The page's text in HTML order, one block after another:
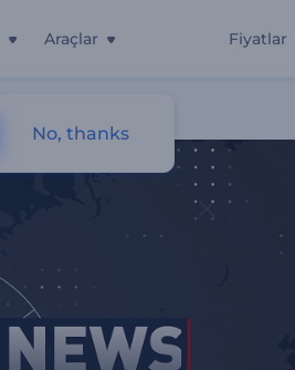
Araçlar Fiyatlar
No, thanks